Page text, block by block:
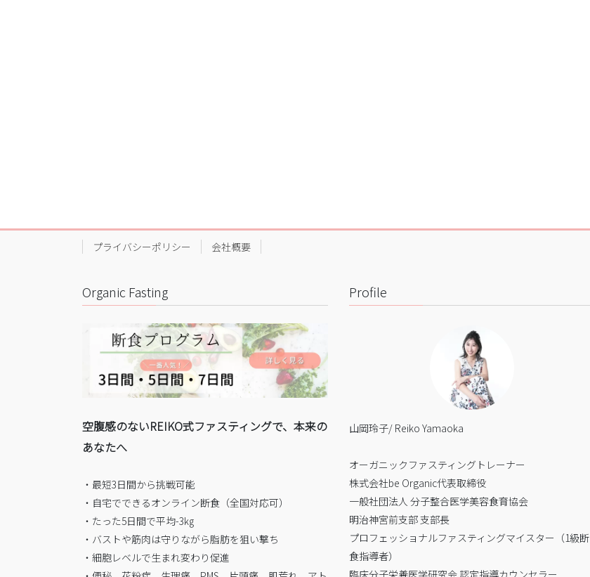
プライバシーポリシー 会社概要
Organic Fasting
空腹感のないREIKO式ファスティングで、本来の
あなたへ
・最短3日間から挑戦可能
・自宅でできるオンライン断食（全国対応可）
・たった5日間で平均-3㎏
・バストや筋肉は守りながら脂肪を狙い撃ち
・細胞レベルで生まれ変わり促進
Profile
山岡玲子/ Reiko Yamaoka
オーガニックファスティングトレーナー
株式会社be Organic代表取締役
一般社団法人 分子整合医学美容食育協会
明治神宮前支部 支部長
プロフェッショナルファスティングマイスター（1級断
食指導者）
臨床分子栄養医学研究会 認定指導カウンセラー